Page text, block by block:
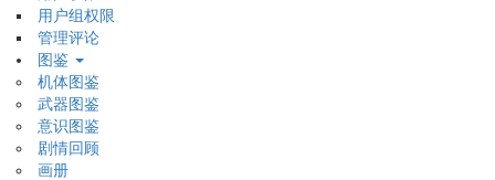
用户组权限
管理评论
图鉴
机体图鉴
武器图鉴
意识图鉴
剧情回顾
画册